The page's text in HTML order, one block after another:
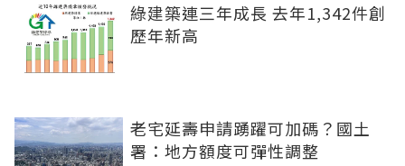
綠建築連三年成長 去年1,342件創
歷年新高
老宅延壽申請踴躍可加碼？國土
署：地方額度可彈性調整